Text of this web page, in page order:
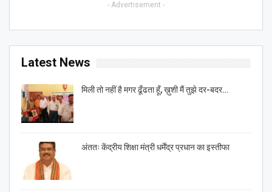
- Advertisement -
Latest News
मिली तो नहीं है मगर ढूँढता हूँ, ख़ुशी मैं तुझे दर-बदर…
अंततः केंद्रीय शिक्षा मंत्री धर्मेंद्र प्रधान का इस्तीफा